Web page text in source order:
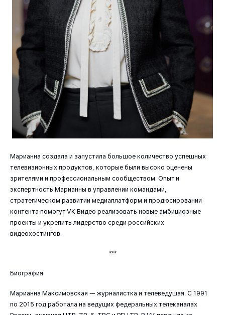
Марианна создала и запустила большое количество успешных
телевизионных продуктов, которые были высоко оценены
зрителями и профессиональным сообществом. Опыт и
экспертность Марианны в управлении командами,
стратегическом развитии медиаплатформ и продюсировании
контента помогут VK Видео реализовать новые амбициозные
проекты и укрепить лидерство среди российских
видеохостингов.
***
Биография
Марианна Максимовская — журналистка и телеведущая. C 1991
по 2015 год работала на ведущих федеральных телеканалах